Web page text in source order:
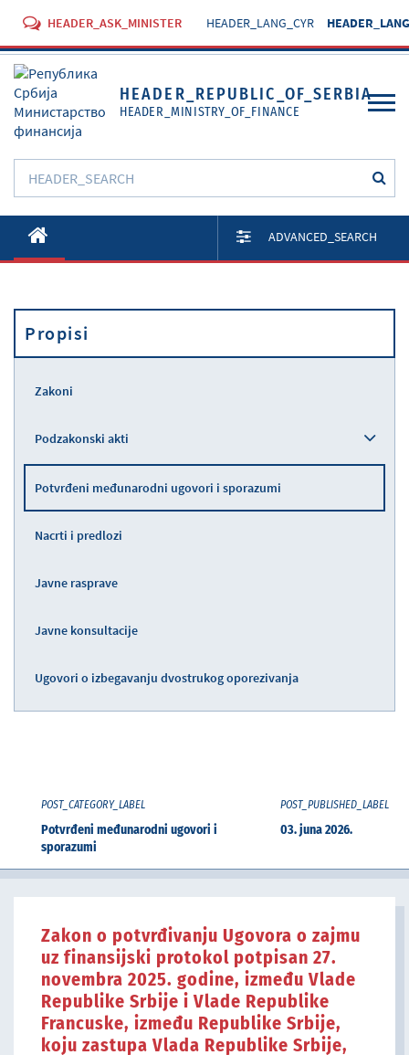
HEADER_ASK_MINISTER HEADER_LANG_CYR
HEADER_REPUBLIC_OF_SERBIA
HEADER_MINISTRY_OF_FINANCE
O Ministarstvu
Aktivnosti
Propisi
ADVANCED_SEARCH
Propisi
Zakoni
Podzakonski akti
Potvrđeni međunarodni ugovori i sporazumi
Nacrti i predlozi
Javne rasprave
Javne konsultacije
Ugovori o izbegavanju dvostrukog oporezivanja
POST_CATEGORY_LABEL
Potvrđeni međunarodni ugovori i
sporazumi
POST_PUBLISHED_LABEL
03. juna 2026.
Zakon o potvrđivanju Ugovora o zajmu
uz finansijski protokol potpisan 27.
novembra 2025. godine, između Vlade
Republike Srbije i Vlade Republike
Francuske, između Republike Srbije,
koju zastupa Vlada Republike Srbije,